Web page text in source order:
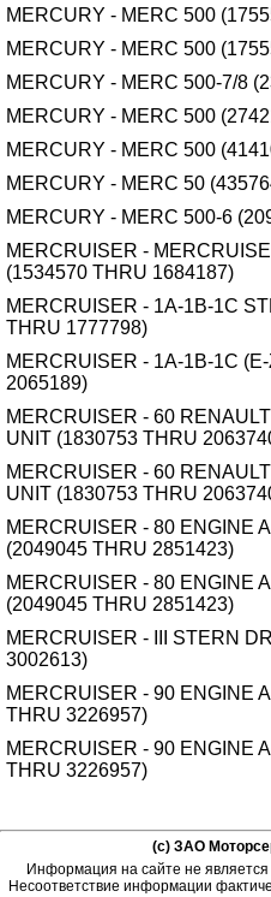
MERCURY - MERC 500
MERCURY - MERC 500
MERCURY - MERC 500-7/8
MERCURY - MERC 500
MERCURY - MERC 500
MERCURY - MERC 50
MERCURY - MERC 500-6
MERCRUISER -
(1534570 THRU 1684187)
MERCRUISER - 1A-1B-1C
THRU 1777798)
MERCRUISER - 1A-1B-1C
2065189)
MERCRUISER - 60
UNIT (1830753 THRU
MERCRUISER - 60
UNIT (1830753 THRU
MERCRUISER - 80 ENGINE
(2049045 THRU 2851423)
MERCRUISER - 80 ENGINE
(2049045 THRU 2851423)
MERCRUISER - III STERN
3002613)
MERCRUISER - 90 ENGINE
THRU 3226957)
MERCRUISER - 90 ENGINE
THRU 3226957)
(c) ЗАО
Информация на сайте не
Несоответствие информации